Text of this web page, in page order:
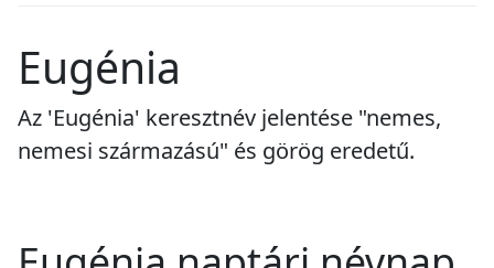
Eugénia
Az 'Eugénia' keresztnév jelentése "nemes,
nemesi származású" és görög eredetű.